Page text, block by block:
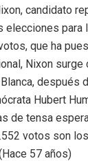
candidato
elecciones para
que ha
Nixon surge
después
Hubert
de tensa
votos son
57 años)